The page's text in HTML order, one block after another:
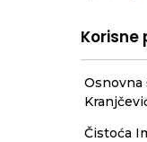
Korisne
Osnovna
Čistoća